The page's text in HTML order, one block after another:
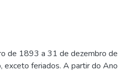
de 1893 a 31 de dezembro de
exceto feriados. A partir do Ano